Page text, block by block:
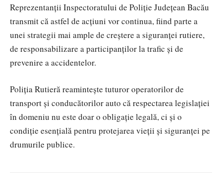
Reprezentanții Inspectoratului de Poliție Județean Bacău
transmit că astfel de acțiuni vor continua, fiind parte a
unei strategii mai ample de creștere a siguranței rutiere,
de responsabilizare a participanților la trafic și de
prevenire a accidentelor.
Poliția Rutieră reamintește tuturor operatorilor de
transport și conducătorilor auto că respectarea legislației
în domeniu nu este doar o obligație legală, ci și o
condiție esențială pentru protejarea vieții și siguranței pe
drumurile publice.